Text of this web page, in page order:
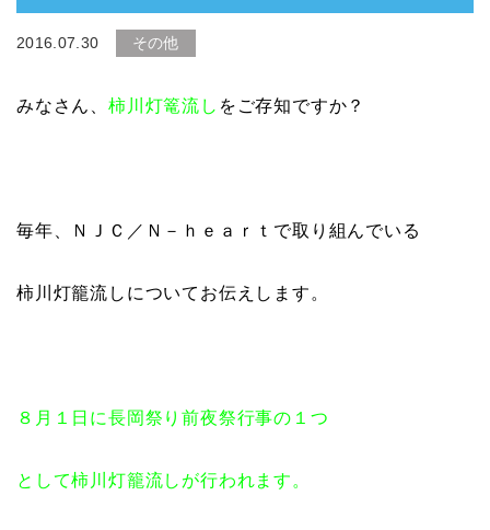
2016.07.30 その他
みなさん、 柿川灯篭流し をご存知ですか？
毎年、ＮＪＣ／Ｎ－ｈｅａｒｔで取り組んでいる
柿川灯籠流しについてお伝えします。
８月１日に長岡祭り前夜祭行事の１つ
として柿川灯籠流しが行われます。